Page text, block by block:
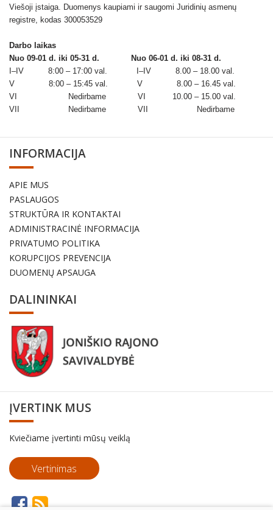
Viešoji įstaiga. Duomenys kaupiami ir saugomi Juridinių asmenų
registre, kodas 300053529
Darbo laikas
Nuo 09-01 d. iki 05-31 d.
Nuo 06-01 d. iki 08-31 d.
I–IV 8:00 – 17:00 val. I–IV 8.00 – 18.00 val.
V 8:00 – 15:45 val. V 8.00 – 16.45 val.
VI Nedirbame VI 10.00 – 15.00 val.
VII Nedirbame VII Nedirbame
INFORMACIJA
APIE MUS
PASLAUGOS
STRUKTŪRA IR KONTAKTAI
ADMINISTRACINĖ INFORMACIJA
PRIVATUMO POLITIKA
KORUPCIJOS PREVENCIJA
DUOMENŲ APSAUGA
DALININKAI
ĮVERTINK MUS
Kviečiame įvertinti mūsų veiklą
Vertinimas